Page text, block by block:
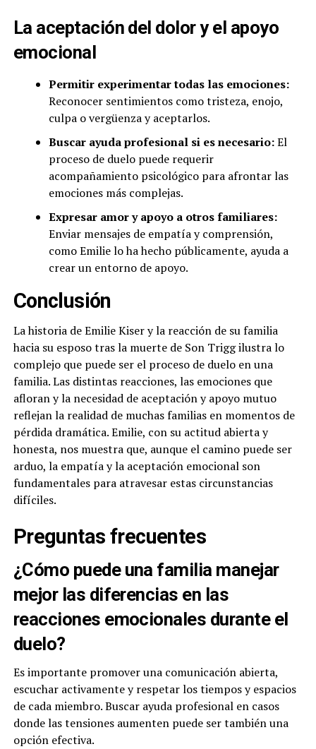
La aceptación del dolor y el apoyo
emocional
Permitir experimentar todas las emociones:
Reconocer sentimientos como tristeza, enojo,
culpa o vergüenza y aceptarlos.
Buscar ayuda profesional si es necesario:El
proceso de duelo puede requerir
acompañamiento psicológico para afrontar las
emociones más complejas.
Expresar amor y apoyo a otros familiares:
Enviar mensajes de empatía y comprensión,
como Emilie lo ha hecho públicamente, ayuda a
crear un entorno de apoyo.
Conclusión
La historia de Emilie Kiser y la reacción de su familia
hacia su esposo tras la muerte de Son Trigg ilustra lo
complejo que puede ser el proceso de duelo en una
familia. Las distintas reacciones, las emociones que
afloran y la necesidad de aceptación y apoyo mutuo
reflejan la realidad de muchas familias en momentos de
pérdida dramática. Emilie, con su actitud abierta y
honesta, nos muestra que, aunque el camino puede ser
arduo, la empatía y la aceptación emocional son
fundamentales para atravesar estas circunstancias
difíciles.
Preguntas frecuentes
¿Cómo puede una familia manejar
mejor las diferencias en las
reacciones emocionales durante el
duelo?
Es importante promover una comunicación abierta,
escuchar activamente y respetar los tiempos y espacios
de cada miembro. Buscar ayuda profesional en casos
donde las tensiones aumenten puede ser también una
opción efectiva.